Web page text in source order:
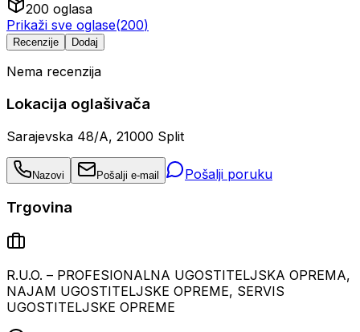
200 oglasa
Prikaži sve oglase(200)
Recenzije Dodaj
Nema recenzija
Lokacija oglašivača
Sarajevska 48/A, 21000 Split
Nazovi Pošalji e-mail Pošalji poruku
Trgovina
R.U.O. – PROFESIONALNA UGOSTITELJSKA OPREMA,
NAJAM UGOSTITELJSKE OPREME, SERVIS
UGOSTITELJSKE OPREME